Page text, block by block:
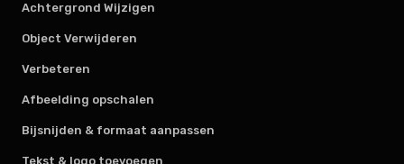
Achtergrond Wijzigen
Object Verwijderen
Verbeteren
Afbeelding opschalen
Bijsnijden & formaat aanpassen
Tekst & logo toevoegen